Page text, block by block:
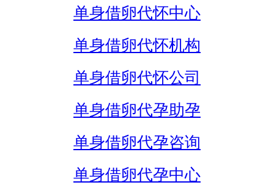
单身借卵代怀中心
单身借卵代怀机构
单身借卵代怀公司
单身借卵代孕助孕
单身借卵代孕咨询
单身借卵代孕中心